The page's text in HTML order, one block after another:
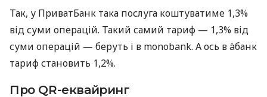
Так, у ПриватБанк така послуга коштуватиме 1,3%
від суми операцій. Такий самий тариф — 1,3% від
суми операцій — беруть і в monobank. А ось в àбанк
тариф становить 1,2%.
Про QR-еквайринг